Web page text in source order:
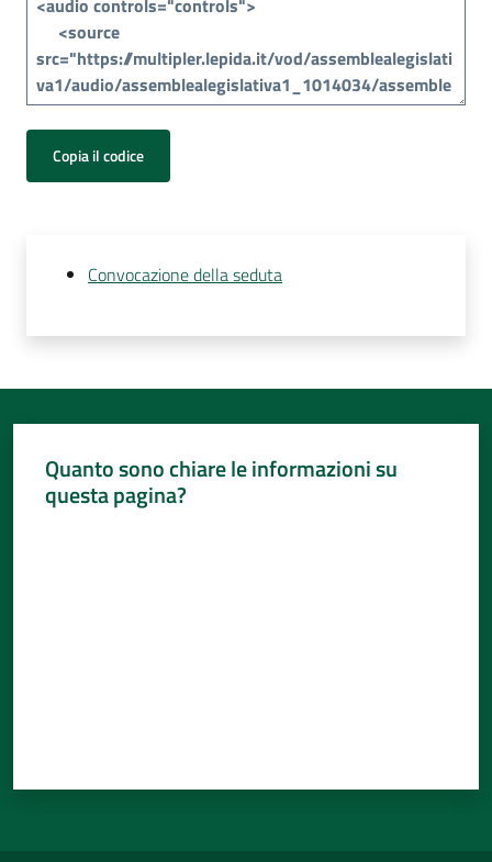
Copia il codice
Convocazione della seduta
Quanto sono chiare le informazioni su
questa pagina?